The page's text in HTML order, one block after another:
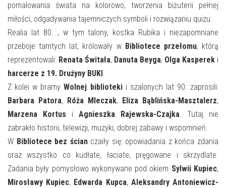
pomalowania świata na kolorowo, tworzenia biżuterii pełnej
miłości, odgadywania tajemniczych symboli i rozwiązaniu quizu.
Realia lat 80. , w tym talony, kostka Rubika i niezapomniane
przeboje tamtych lat, królowały w Bibliotece przełomu, którą
reprezentowali: Renata Świtała, Danuta Beyga, Olga Kasperek i
harcerze z 19. Drużyny BUKI.
Z kolei w bramyWolnej bibliotekii szalonych lat 90. zaprosili:
Barbara Patora, Róża Mleczak, Eliza Bąblińska-Masztalerz,
Marzena Kortus i Agnieszka Rajewska-Czajka. Tutaj nie
zabrakło historii, telewizji, muzyki, dobrej zabawy i wspomnień.
W Bibliotece bez ścianczaiły się: opowiadania z końca zdania
oraz wszystko co kudłate, łaciate, pręgowane i skrzydlate.
Zadania były pomysłowo wykonywane pod okiem Sylwii Kupiec,
Mirosławy Kupiec, Edwarda Kupca, Aleksandry Antoniewicz-